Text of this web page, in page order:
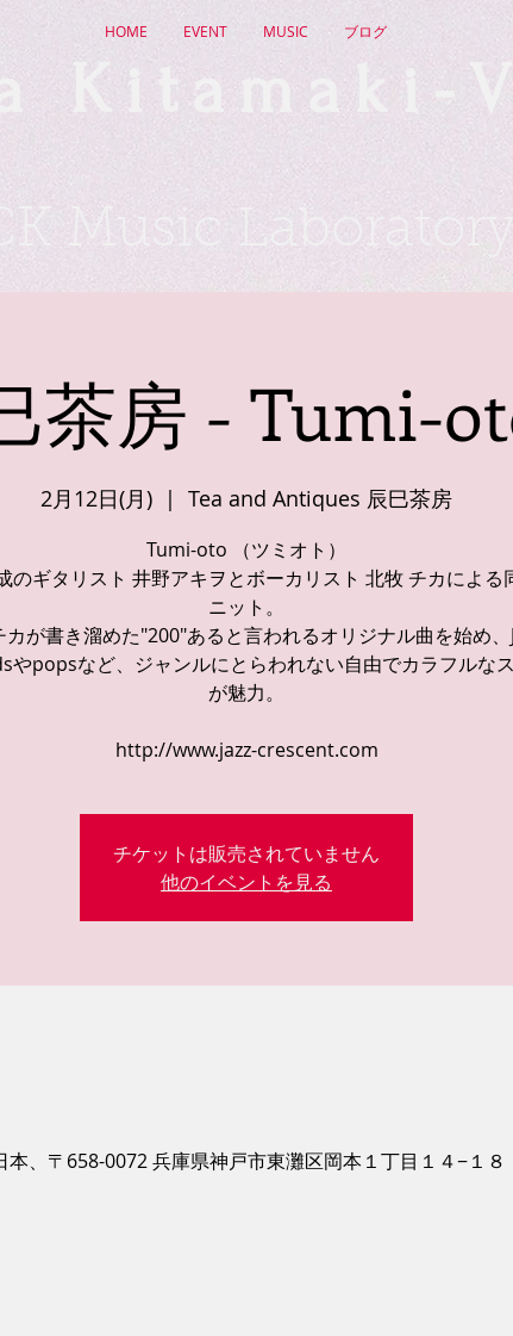
HOME EVENT MUSIC ブログ
Kitamaki-
Music Laboratory
茶房 - Tumi-
2月12日(月)
  |
Tea and Antiques 辰巳茶房
Tumi-oto （ツミオト）
のギタリスト 井野アキヲとボーカリスト 北牧 チカによる
ニット。
カが書き溜めた"200"あると言われるオリジナル曲を始め、
やpopsなど、ジャンルにとらわれない自由でカラフルな
が魅力。
http://www.jazz-crescent.com
チケットは販売されていません
他のイベントを見る
、〒658-0072 兵庫県神戸市東灘区岡本１丁目１４−１８